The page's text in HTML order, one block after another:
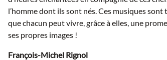
l’homme dont ils sont nés. Ces musiques
que chacun peut vivre, grâce à elles, une
ses propres images !
François-Michel Rignol